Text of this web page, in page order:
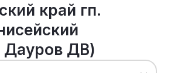
край гп.
ДВ)